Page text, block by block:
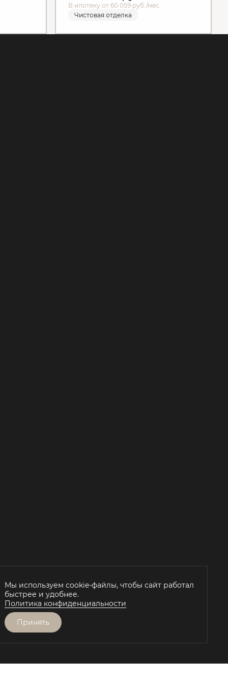
В ипотеку от 60 059 руб./мес.
Чистовая отделка
Мы используем cookie-файлы, чтобы сайт работал
быстрее и удобнее.
Политика конфиденциальности
Принять